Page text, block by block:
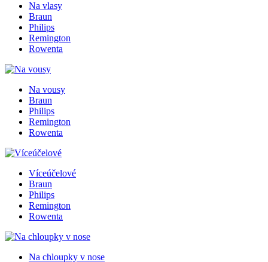
Na vlasy
Braun
Philips
Remington
Rowenta
Na vousy
Braun
Philips
Remington
Rowenta
Víceúčelové
Braun
Philips
Remington
Rowenta
Na chloupky v nose